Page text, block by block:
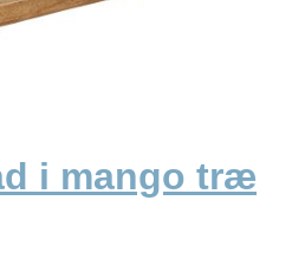
i mango træ